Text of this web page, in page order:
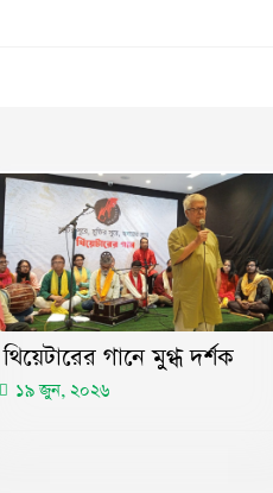
থিয়েটারের গানে মুগ্ধ দর্শক
১৯ জুন, ২০২৬